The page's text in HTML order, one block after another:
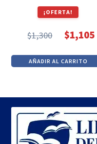
¡OFERTA!
$1,300
precio
original
$1,105
precio
actual
AÑADIR AL CARRITO